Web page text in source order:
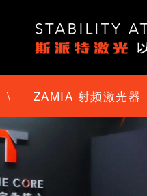
\ ZAMIA 射频激光器